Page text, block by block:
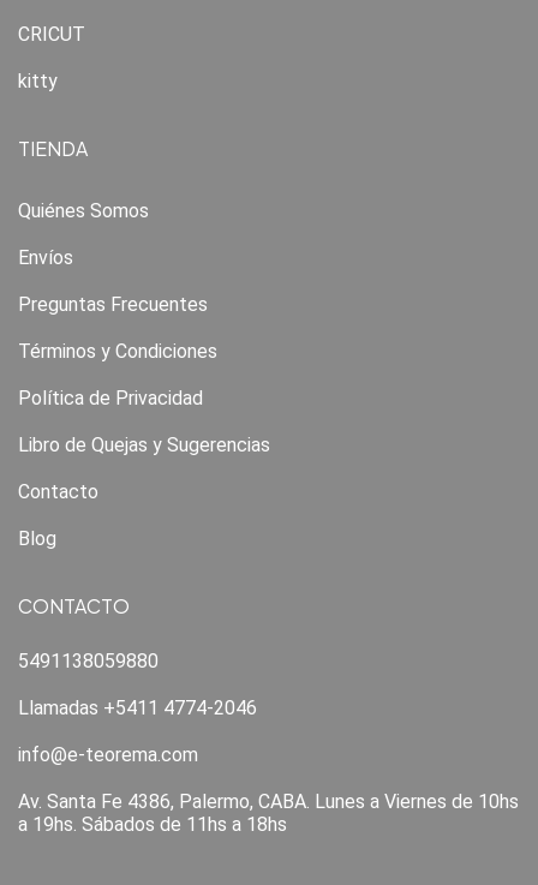
CRICUT
kitty
TIENDA
Quiénes Somos
Envíos
Preguntas Frecuentes
Términos y Condiciones
Política de Privacidad
Libro de Quejas y Sugerencias
Contacto
Blog
CONTACTO
5491138059880
Llamadas +5411 4774-2046
info@e-teorema.com
Av. Santa Fe 4386, Palermo, CABA. Lunes a Viernes de 10hs
a 19hs. Sábados de 11hs a 18hs